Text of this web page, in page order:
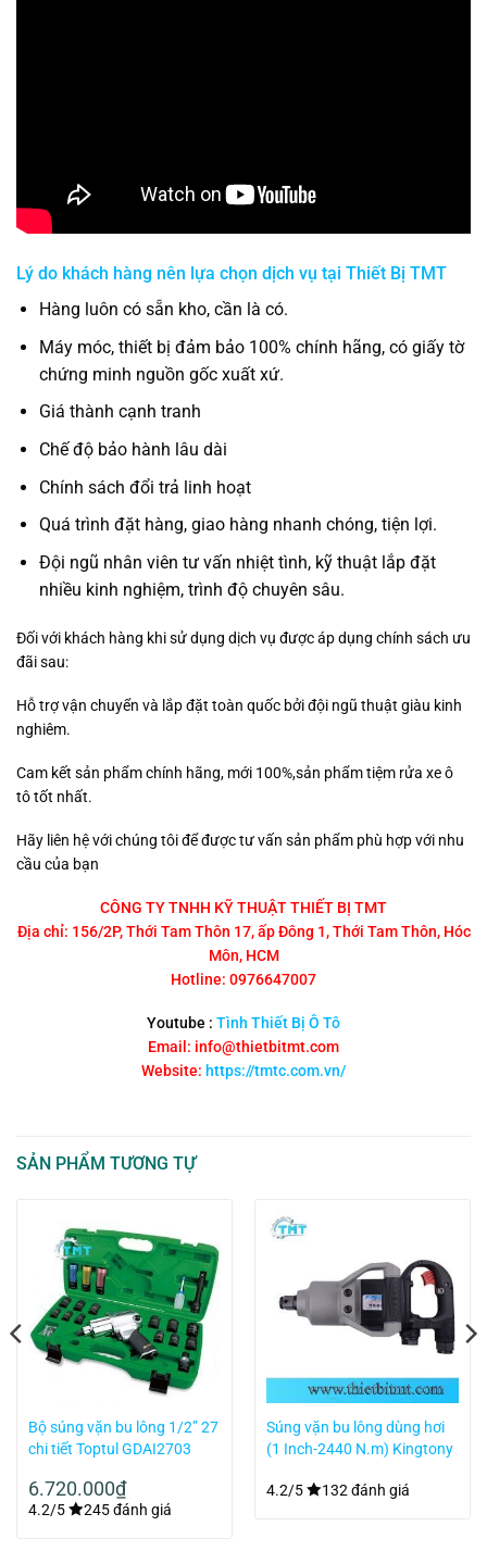
Lý do khách hàng nên lựa chọn dịch vụ tại Thiết Bị TMT
Hàng luôn có sẵn kho, cần là có.
Máy móc, thiết bị đảm bảo 100% chính hãng, có giấy tờ
chứng minh nguồn gốc xuất xứ.
Giá thành cạnh tranh
Chế độ bảo hành lâu dài
Chính sách đổi trả linh hoạt
Quá trình đặt hàng, giao hàng nhanh chóng, tiện lợi.
Đội ngũ nhân viên tư vấn nhiệt tình, kỹ thuật lắp đặt
nhiều kinh nghiệm, trình độ chuyên sâu.
Đối với khách hàng khi sử dụng dịch vụ được áp dụng chính sách ưu
đãi sau:
Hỗ trợ vận chuyển và lắp đặt toàn quốc bởi đội ngũ thuật giàu kinh
nghiêm.
Cam kết sản phẩm chính hãng, mới 100%,sản phẩm tiệm rửa xe ô
tô tốt nhất.
Hãy liên hệ với chúng tôi để được tư vấn sản phẩm phù hợp với nhu
cầu của bạn
CÔNG TY TNHH KỸ THUẬT THIẾT BỊ TMT
Địa chỉ: 156/2P, Thới Tam Thôn 17, ấp Đông 1, Thới Tam Thôn, Hóc
Môn, HCM
Hotline: 0976647007
Youtube : Tình Thiết Bị Ô Tô
Email: info@thietbitmt.com
Website: https://tmtc.com.vn/
SẢN PHẨM TƯƠNG TỰ
Bộ súng vặn bu lông 1/2” 27
chi tiết Toptul GDAI2703
6.720.000₫
4.2/5 245 đánh giá
Súng vặn bu lông dùng hơi
(1 Inch-2440 N.m) Kingtony
4.2/5
132 đánh giá